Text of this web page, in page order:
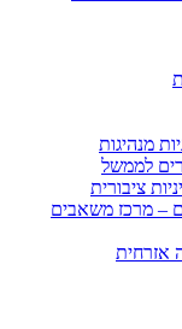
מנהיגות
לממשל
ציבורית
– מרכז משאבים
אזרחית